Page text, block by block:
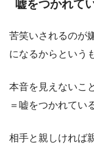
嘘をつかれて
苦笑いされるのが
になるからという
本音を見えないこ
＝嘘をつかれてい
相手と親しければ